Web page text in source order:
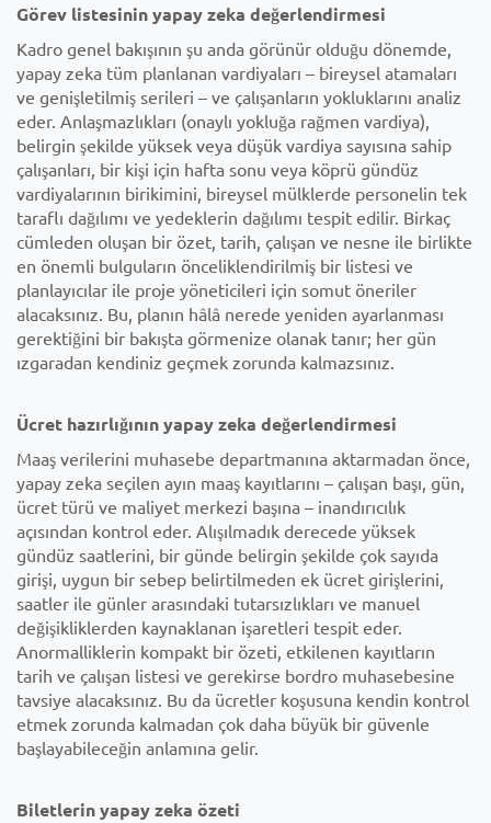
Görev listesinin yapay zeka değerlendirmesi
Kadro genel bakışının şu anda görünür olduğu dönemde,
yapay zeka tüm planlanan vardiyaları – bireysel atamaları
ve genişletilmiş serileri – ve çalışanların yokluklarını analiz
eder. Anlaşmazlıkları (onaylı yokluğa rağmen vardiya),
belirgin şekilde yüksek veya düşük vardiya sayısına sahip
çalışanları, bir kişi için hafta sonu veya köprü gündüz
vardiyalarının birikimini, bireysel mülklerde personelin tek
taraflı dağılımı ve yedeklerin dağılımı tespit edilir. Birkaç
cümleden oluşan bir özet, tarih, çalışan ve nesne ile birlikte
en önemli bulguların önceliklendirilmiş bir listesi ve
planlayıcılar ile proje yöneticileri için somut öneriler
alacaksınız. Bu, planın hâlâ nerede yeniden ayarlanması
gerektiğini bir bakışta görmenize olanak tanır; her gün
ızgaradan kendiniz geçmek zorunda kalmazsınız.
Ücret hazırlığının yapay zeka değerlendirmesi
Maaş verilerini muhasebe departmanına aktarmadan önce,
yapay zeka seçilen ayın maaş kayıtlarını – çalışan başı, gün,
ücret türü ve maliyet merkezi başına – inandırıcılık
açısından kontrol eder. Alışılmadık derecede yüksek
gündüz saatlerini, bir günde belirgin şekilde çok sayıda
girişi, uygun bir sebep belirtilmeden ek ücret girişlerini,
saatler ile günler arasındaki tutarsızlıkları ve manuel
değişikliklerden kaynaklanan işaretleri tespit eder.
Anormalliklerin kompakt bir özeti, etkilenen kayıtların
tarih ve çalışan listesi ve gerekirse bordro muhasebesine
tavsiye alacaksınız. Bu da ücretler koşusuna kendin kontrol
etmek zorunda kalmadan çok daha büyük bir güvenle
başlayabileceğin anlamına gelir.
Biletlerin yapay zeka özeti